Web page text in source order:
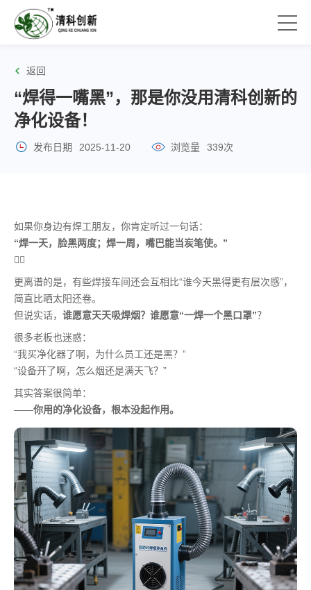
返回
“焊得一嘴黑”，那是你没用清科创新的
净化设备！
发布日期 2025-11-20 浏览量 339次
如果你身边有焊工朋友，你肯定听过一句话：
“焊一天，脸黑两度；焊一周，嘴巴能当炭笔使。”
😮‍💨
更离谱的是，有些焊接车间还会互相比“谁今天黑得更有层次感”，
简直比晒太阳还卷。
但说实话， 谁愿意天天吸焊烟？谁愿意“一焊一个黑口罩”？
很多老板也迷惑：
“我买净化器了啊，为什么员工还是黑？”
“设备开了啊，怎么烟还是满天飞？”
其实答案很简单：
——你用的净化设备，根本没起作用。